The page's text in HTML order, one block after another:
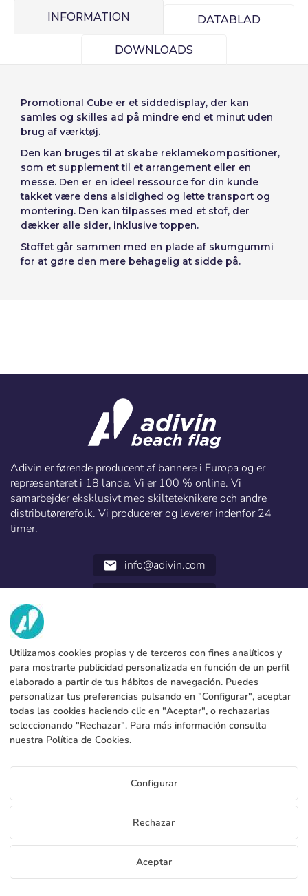
Opret konto
Fabrik info@adivin.com
Slovenija
Finnish
INFORMATION DATABLAD
DOWNLOADS
Promotional Cube er et siddedisplay, der kan
samles og skilles ad på mindre end et minut uden
brug af værktøj.
Den kan bruges til at skabe reklamekompositioner,
som et supplement til et arrangement eller en
messe. Den er en ideel ressource for din kunde
takket være dens alsidighed og lette transport og
montering. Den kan tilpasses med et stof, der
dækker alle sider, inklusive toppen.
Stoffet går sammen med en plade af skumgummi
for at gøre den mere behagelig at sidde på.
Adivin er førende producent af bannere i Europa og er
repræsenteret i 18 lande. Vi er 100 % online. Vi
samarbejder eksklusivt med skilteteknikere och andre
distributørerefolk. Vi producerer og leverer indenfor 24
timer.
email info@adivin.com
VI HAR?
Fabrik
Kontakt
Blog
TJENESTER
Betalingsformer
Produktion og forsendelse
FAQs
JURIDISKE DATA
Juridisk meddelelse
Generelle vilkår og betingelser
Cookies policy
Fortrolighedspolitik
DK
C/ Generación 46-48 P.I. La Huertecilla 29196 Málaga Spanien | S.A CIF
A93349777
Utilizamos cookies propias y de terceros con fines analíticos y
para mostrarte publicidad personalizada en función de un perfil
elaborado a partir de tus hábitos de navegación. Puedes
personalizar tus preferencias pulsando en "Configurar", aceptar
todas las cookies haciendo clic en "Aceptar", o rechazarlas
seleccionando "Rechazar". Para más información consulta
nuestra Política de Cookies.
Configurar
Rechazar
Aceptar